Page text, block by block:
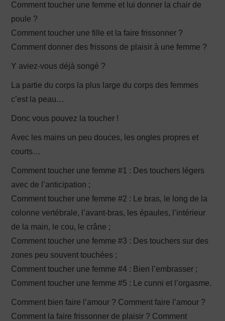
Comment toucher une femme et lui donner la chair de
poule ?
Comment toucher une fille et la faire frissonner ?
Comment donner des frissons de plaisir à une femme ?
Y aviez-vous déjà songé ?
La partie du corps la plus large du corps des femmes
c’est la peau…
Donc vous pouvez la toucher !
Avec les mains un peu douces, les ongles propres et
courts…
Comment toucher une femme #1 : Des touchers légers
avec de l’anticipation ;
Comment toucher une femme #2 : Le bras, le long de la
colonne vertébrale, l’avant-bras, les épaules, l’intérieur
de la main, le cou, le crâne ;
Comment toucher une femme #3 : Des touchers sur des
zones peu souvent touchées ;
Comment toucher une femme #4 : Bien l’embrasser ;
Comment toucher une femme #5 : Le cunni et l’orgasme.
Comment bien faire l’amour ? Comment faire l’amour ?
Comment la faire frissonner de plaisir ? Comment